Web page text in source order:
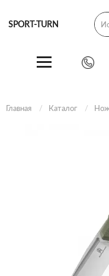
SPORT-TURN
Главная Каталог